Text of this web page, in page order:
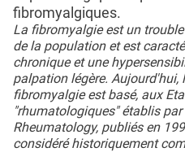
fibromyalgiques.
La fibromyalgie est un
de la population et est
chronique et une
palpation légère.
fibromyalgie est basé, aux
"rhumatologiques" établis
Rheumatology, publiés en
considéré historiquement